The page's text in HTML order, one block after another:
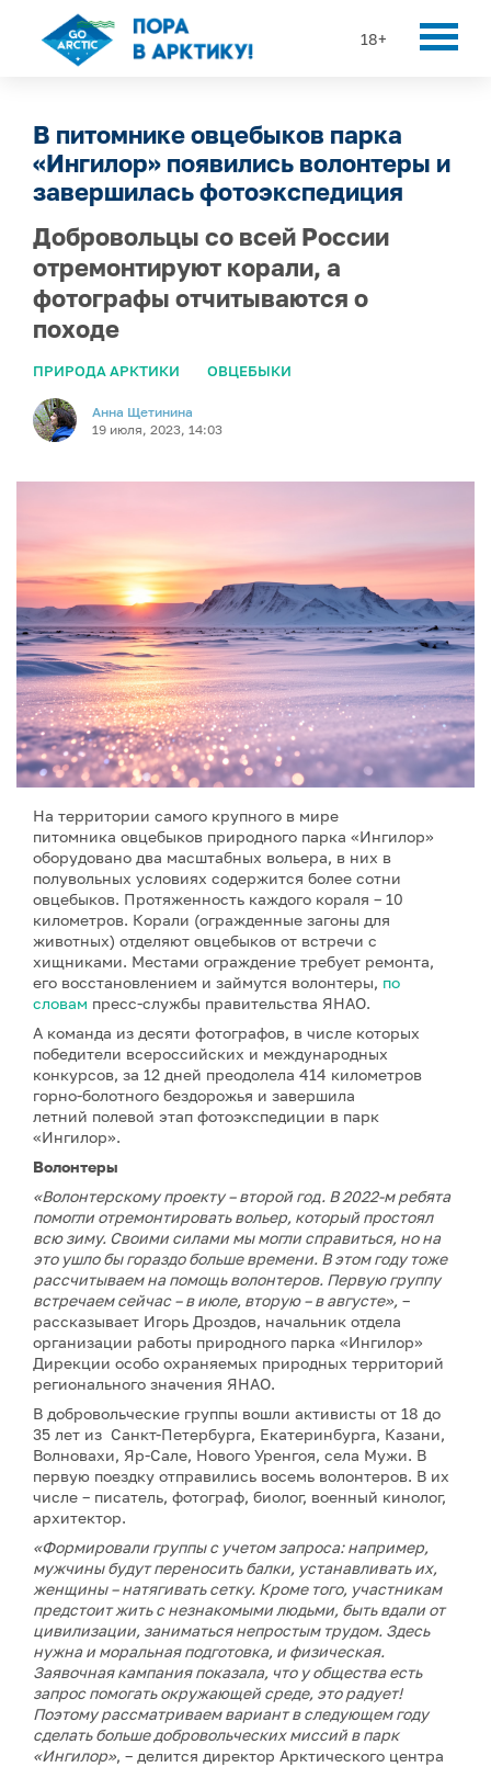
18+
В питомнике овцебыков парка
«Ингилор» появились волонтеры и
завершилась фотоэкспедиция
Добровольцы со всей России
отремонтируют корали, а
фотографы отчитываются о
походе
ПРИРОДА АРКТИКИ ОВЦЕБЫКИ
Анна Щетинина
19 июля, 2023, 14:03
На территории самого крупного в мире
питомника овцебыков природного парка «Ингилор»
оборудовано два масштабных вольера, в них в
полувольных условиях содержится более сотни
овцебыков. Протяженность каждого кораля – 10
километров. Корали (огражденные загоны для
животных) отделяют овцебыков от встречи с
хищниками. Местами ограждение требует ремонта,
его восстановлением и займутся волонтеры, по
словам пресс-службы правительства ЯНАО.
А команда из десяти фотографов, в числе которых
победители всероссийских и международных
конкурсов, за 12 дней преодолела 414 километров
горно-болотного бездорожья и завершила
летний полевой этап фотоэкспедиции в парк
«Ингилор».
Волонтеры
«Волонтерскому проекту – второй год. В 2022-м ребята
помогли отремонтировать вольер, который простоял
всю зиму. Своими силами мы могли справиться, но на
это ушло бы гораздо больше времени. В этом году тоже
рассчитываем на помощь волонтеров. Первую группу
встречаем сейчас – в июле, вторую – в августе», –
рассказывает Игорь Дроздов, начальник отдела
организации работы природного парка «Ингилор»
Дирекции особо охраняемых природных территорий
регионального значения ЯНАО.
В добровольческие группы вошли активисты от 18 до
35 лет из Санкт-Петербурга, Екатеринбурга, Казани,
Волновахи, Яр-Сале, Нового Уренгоя, села Мужи. В
первую поездку отправились восемь волонтеров. В их
числе – писатель, фотограф, биолог, военный кинолог,
архитектор.
«Формировали группы с учетом запроса: например,
мужчины будут переносить балки, устанавливать их,
женщины – натягивать сетку. Кроме того, участникам
предстоит жить с незнакомыми людьми, быть вдали от
цивилизации, заниматься непростым трудом. Здесь
нужна и моральная подготовка, и физическая.
Заявочная кампания показала, что у общества есть
запрос помогать окружающей среде, это радует!
Поэтому рассматриваем вариант в следующем году
сделать больше добровольческих миссий в парк
«Ингилор», – делится директор Арктического центра